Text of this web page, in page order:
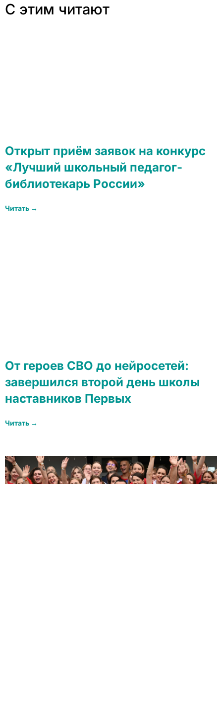
С этим читают
Открыт приём заявок на конкурс
«Лучший школьный педагог-
библиотекарь России»
Читать →
От героев СВО до нейросетей:
завершился второй день школы
наставников Первых
Читать →